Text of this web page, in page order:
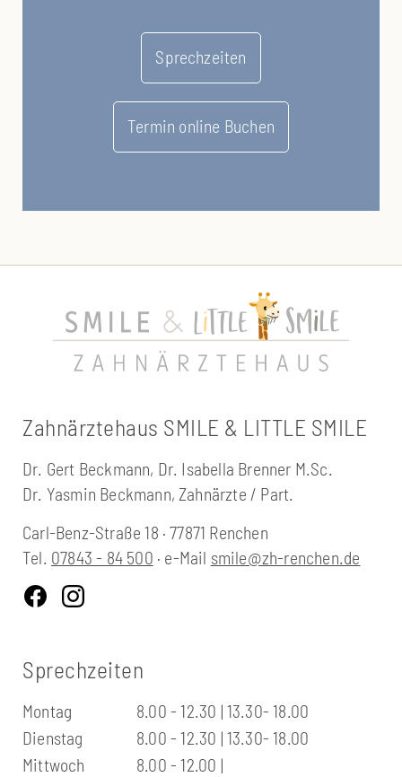
Sprechzeiten
Termin online Buchen
Zahnärztehaus SMILE & LITTLE SMILE
Dr. Gert Beckmann, Dr. Isabella Brenner M.Sc.
Dr. Yasmin Beckmann, Zahnärzte / Part.
Carl-Benz-Straße 18 · 77871 Renchen
Tel. 07843 - 84 500 · e-Mail smile@zh-renchen.de
Sprechzeiten
Montag
8.00 - 12.30 | 13.30- 18.00
Dienstag
8.00 - 12.30 | 13.30- 18.00
Mittwoch
8.00 - 12.00 |